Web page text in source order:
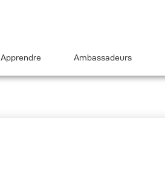
Apprendre Ambassadeurs